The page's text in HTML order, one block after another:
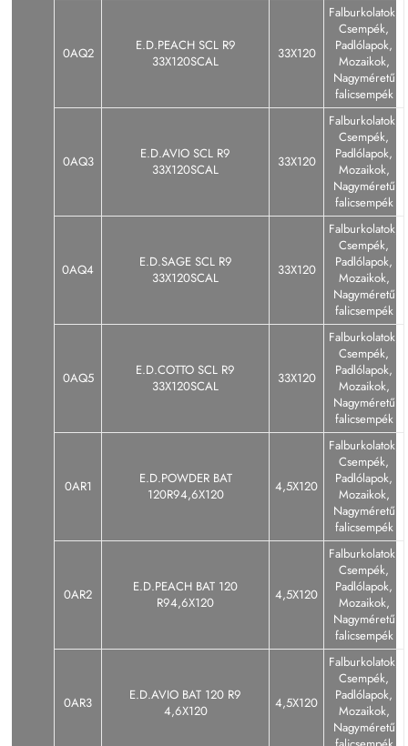
0AQ2
E.D.PEACH SCL R9
33X120SCAL
33X120
Falburkolatok,
Csempék,
Padlólapok,
Mozaikok,
Nagyméretű
falicsempék
0AQ3
E.D.AVIO SCL R9
33X120SCAL
33X120
Falburkolatok,
Csempék,
Padlólapok,
Mozaikok,
Nagyméretű
falicsempék
0AQ4
E.D.SAGE SCL R9
33X120SCAL
33X120
Falburkolatok,
Csempék,
Padlólapok,
Mozaikok,
Nagyméretű
falicsempék
0AQ5
E.D.COTTO SCL R9
33X120SCAL
33X120
Falburkolatok,
Csempék,
Padlólapok,
Mozaikok,
Nagyméretű
falicsempék
0AR1
E.D.POWDER BAT
120R94,6X120
4,5X120
Falburkolatok,
Csempék,
Padlólapok,
Mozaikok,
Nagyméretű
falicsempék
0AR2
E.D.PEACH BAT 120
R94,6X120
4,5X120
Falburkolatok,
Csempék,
Padlólapok,
Mozaikok,
Nagyméretű
falicsempék
0AR3
E.D.AVIO BAT 120 R9
4,6X120
4,5X120
Falburkolatok,
Csempék,
Padlólapok,
Mozaikok,
Nagyméretű